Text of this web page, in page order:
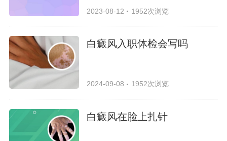
2023-08-12 1952次浏览
白癜风入职体检会写吗
2024-09-08 1952次浏览
白癜风在脸上扎针